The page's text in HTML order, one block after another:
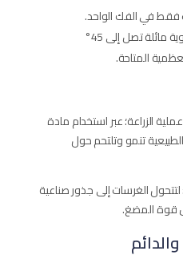
تغرس الزرعات الخلفية بزاوية مائلة تصل إلى 45°
المتاحة.
الزراعة؛ عبر استخدام مادة
تنمو وتلتحم حول
من 3 إلى 6 أشهر؛ لتتحول الغرسات إلى جذور صناعية
قوة المضغ.